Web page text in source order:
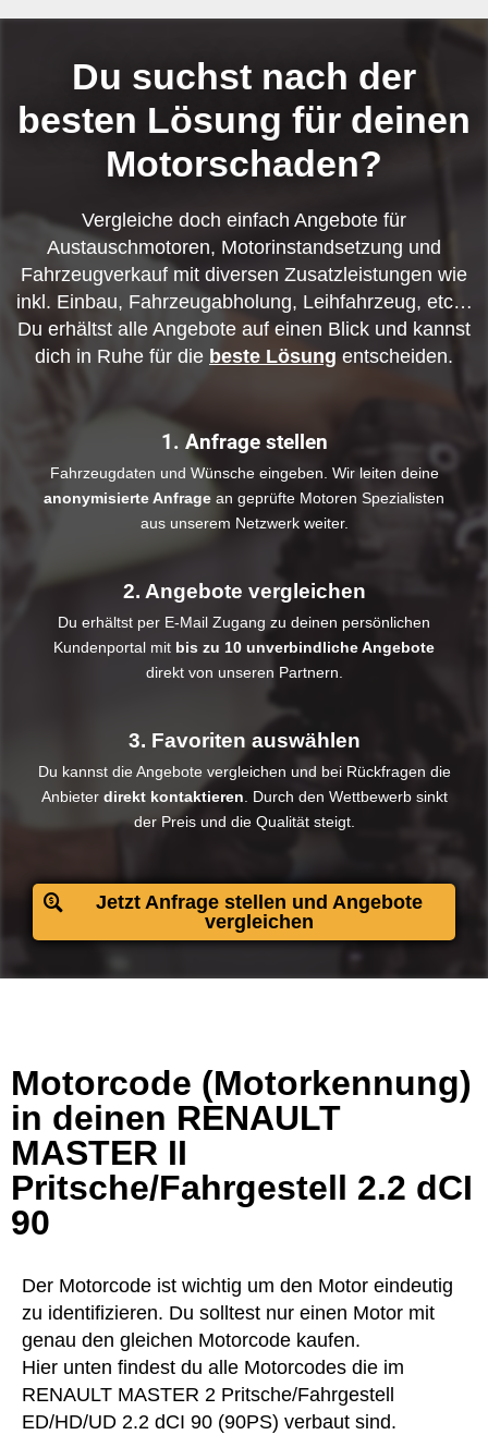
Du suchst nach der
besten Lösung für deinen
Motorschaden?
Vergleiche doch einfach Angebote für
Austauschmotoren, Motorinstandsetzung und
Fahrzeugverkauf mit diversen Zusatzleistungen wie
inkl. Einbau, Fahrzeugabholung, Leihfahrzeug, etc…
Du erhältst alle Angebote auf einen Blick und kannst
dich in Ruhe für die beste Lösung entscheiden.
1. Anfrage stellen
Fahrzeugdaten und Wünsche eingeben. Wir leiten deine
anonymisierte Anfrage an geprüfte Motoren Spezialisten
aus unserem Netzwerk weiter.
2. Angebote vergleichen
Du erhältst per E-Mail Zugang zu deinen persönlichen
Kundenportal mit bis zu 10 unverbindliche Angebote
direkt von unseren Partnern.
3. Favoriten auswählen
Du kannst die Angebote vergleichen und bei Rückfragen die
Anbieter direkt kontaktieren . Durch den Wettbewerb sinkt
der Preis und die Qualität steigt.​
Jetzt Anfrage stellen und Angebote
vergleichen
Motorcode (Motorkennung)
in deinen RENAULT
MASTER II
Pritsche/Fahrgestell 2.2 dCI
90
Der Motorcode ist wichtig um den Motor eindeutig
zu identifizieren. Du solltest nur einen Motor mit
genau den gleichen Motorcode kaufen.
Hier unten findest du alle Motorcodes die im
RENAULT MASTER 2 Pritsche/Fahrgestell
ED/HD/UD 2.2 dCI 90 (90PS) verbaut sind.